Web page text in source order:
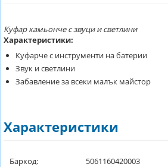
Куфар камьонче с звуци и светлини
Характеристики:
Куфарче с инструменти на батерии
Звук и светлини
Забавление за всеки малък майстор
Характеристики
Баркод: 5061160420003